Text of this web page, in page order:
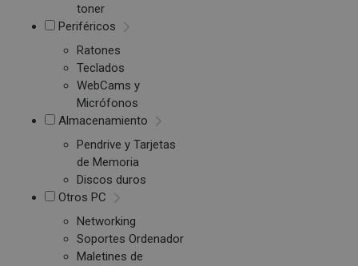
toner
Periféricos
Ratones
Teclados
WebCams y
Micrófonos
Almacenamiento
Pendrive y Tarjetas
de Memoria
Discos duros
Otros PC
Networking
Soportes Ordenador
Maletines de